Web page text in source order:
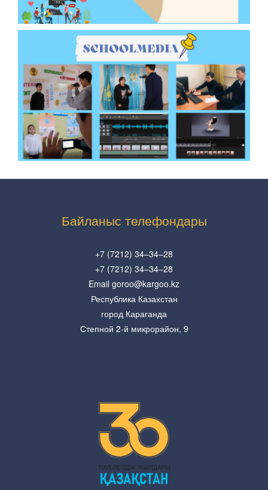
Байланыс телефондары
+7 (7212) 34–34–28
+7 (7212) 34–34–28
Email goroo@kargoo.kz
Республика Казахстан
город Караганда
Степной 2-й микрорайон, 9